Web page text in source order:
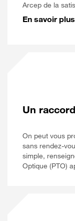
Arcep de la
En savoir plus
Un
On peut vous
sans rendez-
simple,
Optique (PTO)